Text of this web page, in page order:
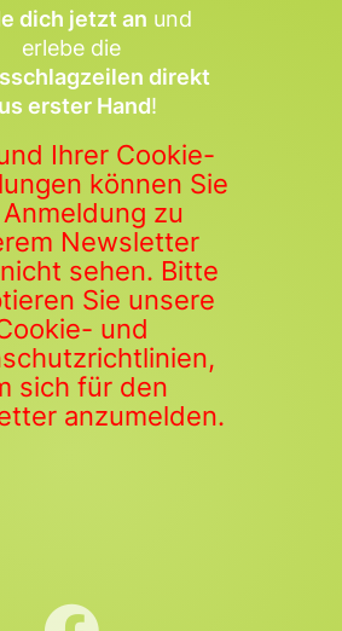
dich jetzt an und
erlebe die
direkt
erster Hand!
Ihrer Cookie-
können Sie
zu
Newsletter
sehen. Bitte
Sie unsere
und
sich für den
anzumelden.